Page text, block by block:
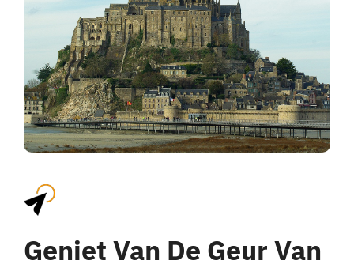
Geniet Van De Geur Van